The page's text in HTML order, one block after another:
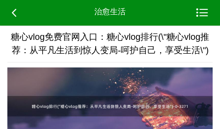
 治愈生活 
糖心vlog免费官网入口：糖心vlog排行(\"糖心vlog推
荐：从平凡生活到惊人变局-呵护自己，享受生活\")